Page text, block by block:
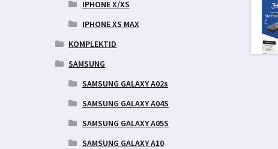
IPHONE X/XS
IPHONE XS MAX
KOMPLEKTID
SAMSUNG
SAMSUNG GALAXY A02s
SAMSUNG GALAXY A04S
SAMSUNG GALAXY A05S
SAMSUNG GALAXY A10